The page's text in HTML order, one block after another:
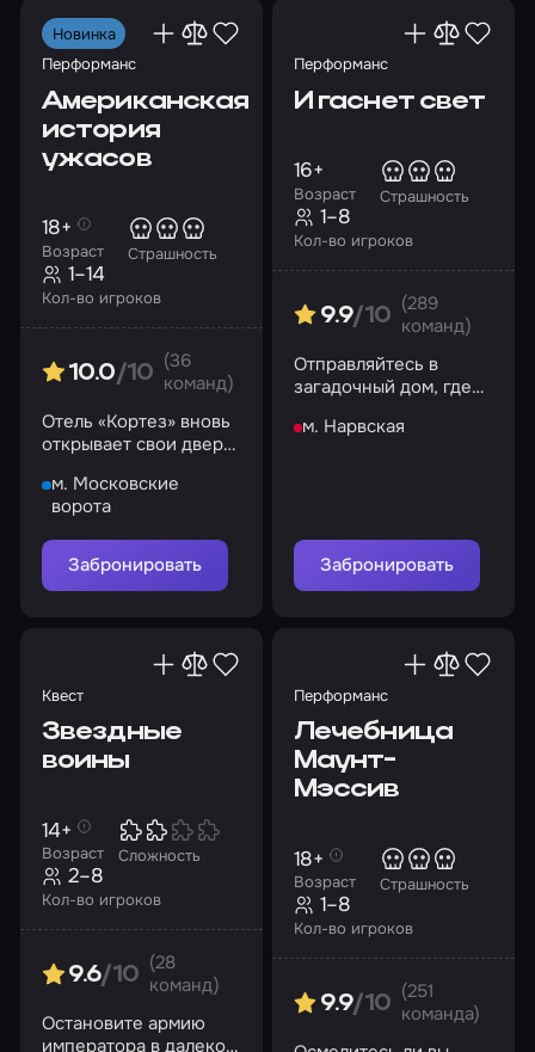
Новинка
Перформанс
Американская
история
ужасов
Возраст
18+
Страшность
Кол-во игроков
1–14
10.0/10
(36
команд)
Отель «Кортез» вновь
открывает свои двери
м. Московские
ворота
Забронировать
Перформанс
И гаснет свет
Возраст
16+
Страшность
Кол-во игроков
1–8
9.9/10
(289
команд)
Отправляйтесь в
загадочный дом, где
тени и имеются
м. Нарвская
Забронировать
Квест
Звездные
воины
Возраст
14+
Сложность
Кол-во игроков
2–8
9.6/10
(28
команд)
Остановите армию
императора в далекой
Перформанс
Лечебница
Маунт-
Мэссив
Возраст
18+
Страшность
Кол-во игроков
1–8
9.9/10
(251
команда)